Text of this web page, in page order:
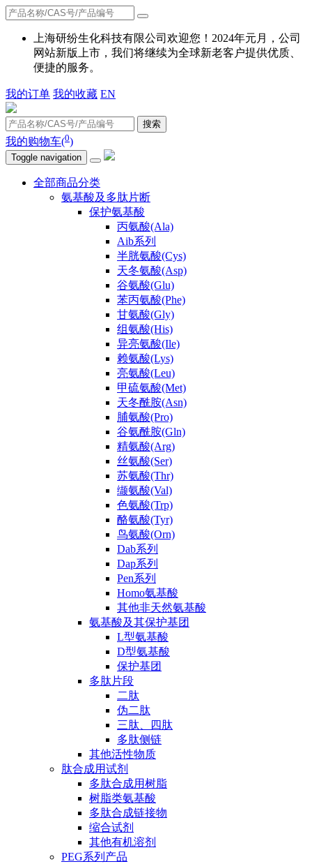
上海研纷生化科技有限公司欢迎您！2024年元月，公司
网站新版上市，我们将继续为全球新老客户提供优质、
便捷的服务。
我的订单 我的收藏 EN
搜索
我的购物车(0)
Toggle navigation
全部商品分类
氨基酸及多肽片断
保护氨基酸
丙氨酸(Ala)
Aib系列
半胱氨酸(Cys)
天冬氨酸(Asp)
谷氨酸(Glu)
苯丙氨酸(Phe)
甘氨酸(Gly)
组氨酸(His)
异亮氨酸(Ile)
赖氨酸(Lys)
亮氨酸(Leu)
甲硫氨酸(Met)
天冬酰胺(Asn)
脯氨酸(Pro)
谷氨酰胺(Gln)
精氨酸(Arg)
丝氨酸(Ser)
苏氨酸(Thr)
缬氨酸(Val)
色氨酸(Trp)
酪氨酸(Tyr)
鸟氨酸(Orn)
Dab系列
Dap系列
Pen系列
Homo氨基酸
其他非天然氨基酸
氨基酸及其保护基团
L型氨基酸
D型氨基酸
保护基团
多肽片段
二肽
伪二肽
三肽、四肽
多肽侧链
其他活性物质
肽合成用试剂
多肽合成用树脂
树脂类氨基酸
多肽合成链接物
缩合试剂
其他有机溶剂
PEG系列产品